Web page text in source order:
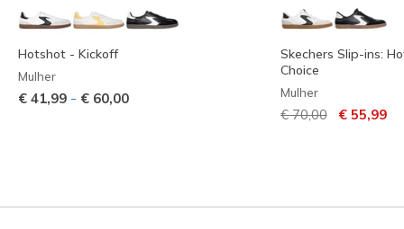
Hotshot - Kickoff
Mulher
€ 41,99 - € 60,00
Skechers Slip-ins:
Choice
Mulher
Preço com
€ 70,00para
€ 55,99